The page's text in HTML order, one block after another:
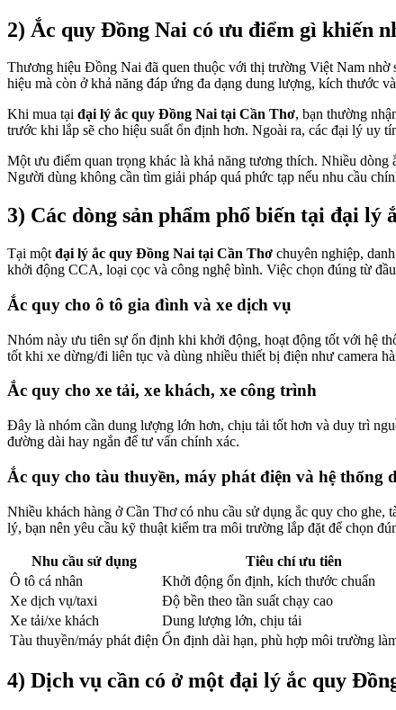
2) Ắc quy Đồng Nai có ưu điểm gì khiến
Thương hiệu Đồng Nai đã quen thuộc với thị trường Việt Nam
hiệu mà còn ở khả năng đáp ứng đa dạng dung lượng, kích thước
Khi mua tại đại lý ắc quy Đồng Nai tại Cần Thơ, bạn thường
trước khi lắp sẽ cho hiệu suất ổn định hơn. Ngoài ra, các đại lý uy
Một ưu điểm quan trọng khác là khả năng tương thích. Nhiều
Người dùng không cần tìm giải pháp quá phức tạp nếu nhu cầu
3) Các dòng sản phẩm phổ biến tại đại lý
Tại một đại lý ắc quy Đồng Nai tại Cần Thơ chuyên nghiệp,
khởi động CCA, loại cọc và công nghệ bình. Việc chọn đúng từ
Ắc quy cho ô tô gia đình và xe dịch vụ
Nhóm này ưu tiên sự ổn định khi khởi động, hoạt động tốt với hệ
tốt khi xe dừng/đi liên tục và dùng nhiều thiết bị điện như camera
Ắc quy cho xe tải, xe khách, xe công trình
Đây là nhóm cần dung lượng lớn hơn, chịu tải tốt hơn và duy trì
đường dài hay ngắn để tư vấn chính xác.
Ắc quy cho tàu thuyền, máy phát điện và hệ thống
Nhiều khách hàng ở Cần Thơ có nhu cầu sử dụng ắc quy cho
lý, bạn nên yêu cầu kỹ thuật kiểm tra môi trường lắp đặt để chọn
Nhu cầu sử dụng Tiêu chí ưu tiên
Ô tô cá nhân
Khởi động ổn định, kích thước chuẩn
Xe dịch vụ/taxi
Độ bền theo tần suất chạy cao
Xe tải/xe khách
Dung lượng lớn, chịu tải
Tàu thuyền/máy phát điện Ổn định dài hạn, phù hợp môi trường
4) Dịch vụ cần có ở một đại lý ắc quy